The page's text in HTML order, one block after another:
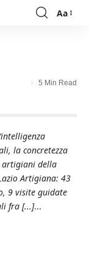
Font
Aa
5 Min Read
la concretezza
artigiani della
Artigiana: 43
9 visite guidate
fra [...]...